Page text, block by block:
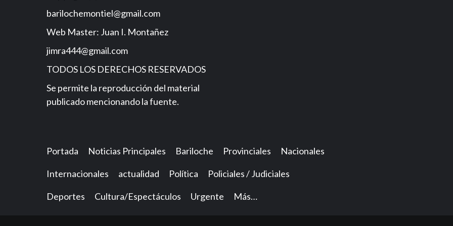
barilochemontiel@gmail.com
Web Master: Juan I. Montañez
jimra444@gmail.com
TODOS LOS DERECHOS RESERVADOS
Se permite la reproducción del material
publicado mencionando la fuente.
Portada Noticias Principales Bariloche Provinciales Nacionales
Internacionales actualidad Política Policiales / Judiciales
Deportes Cultura/Espectáculos Urgente Más…